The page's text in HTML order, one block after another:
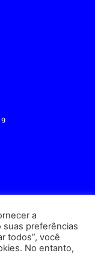
a
suas preferências
todos”, você
No entanto,